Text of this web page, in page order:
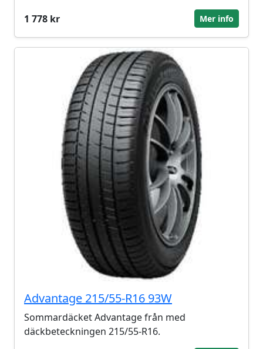
1 778 kr
Mer info
Advantage 215/55-R16 93W
Sommardäcket Advantage från med
däckbeteckningen 215/55-R16.